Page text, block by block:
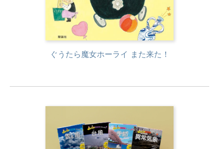
ぐうたら魔女ホーライ また来た！